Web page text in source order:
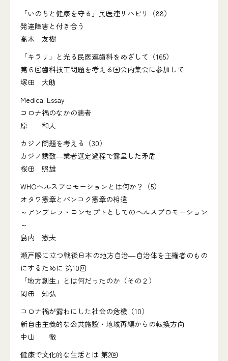
「いのちと健康を守る」民医連リハビリ（88）
発達障害と付き合う
髙木 友樹
「キラリ」と光る民医連歯科をめざして（165）
第６回歯科技工問題を考える国会内集会に参加して
塚田 大助
Medical Essay
コロナ禍のなかの患者
原 和人
カジノ問題を考える（30）
カジノ誘致―業者選定過程で露呈した矛盾
桜田 照雄
WHOヘルスプロモーションとは何か？（5）
オタワ憲章とバンコク憲章の相違
～アンブレラ・コンセプトとしてのヘルスプロモーション
～
島内 憲夫
瀬戸際に立つ戦後日本の地方自治―自治体を主権者のもの
にするために 第10回
「地方創生」とは何だったのか（その２）
岡田 知弘
コロナ禍が露わにした社会の危機（10）
新自由主義的な公共施設・地域再編からの転換方向
中山 徹
健康で文化的な生活とは 第2回